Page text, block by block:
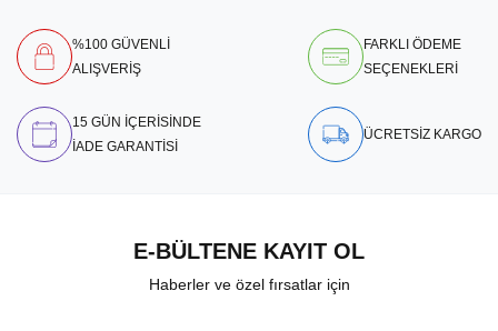
%100 GÜVENLİ
ALIŞVERİŞ
FARKLI ÖDEME
SEÇENEKLERİ
15 GÜN İÇERİSİNDE
İADE GARANTİSİ
ÜCRETSİZ KARGO
E-BÜLTENE KAYIT OL
Haberler ve özel fırsatlar için